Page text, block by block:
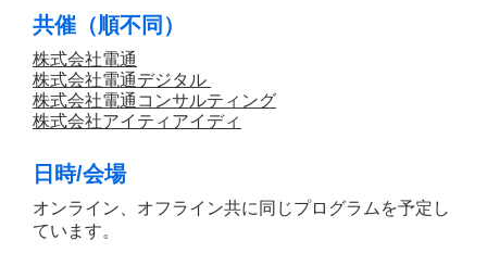
共催（順不同）
株式会社電通
株式会社電通デジタル
株式会社電通コンサルティング
株式会社アイティアイディ
日時/会場
オンライン、オフライン共に同じプログラムを予定し
ています。